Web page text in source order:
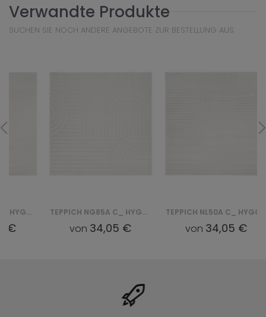
Verwandte Produkte
SUCHEN SIE NOCH ANDERE ANGEBOTE ZUR BESTELLUNG AUS
TEPPICH NG85A C_ HYGGE - KREMOWY, BIAŁY
34,05 €
TEPPICH NL50A C_ HYGGE - KREMOWY, BIAŁY
34,05 €